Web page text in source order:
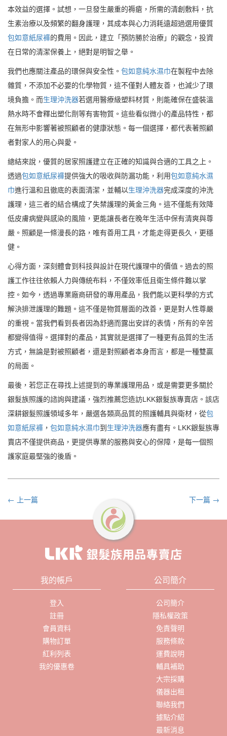
本效益的選擇。試想，一旦發生嚴重的褥瘡，所需的清創敷料，抗
生素治療以及頻繁的翻身護理，其成本與心力消耗遠超過選用優質
包如意紙尿褲的費用。因此，建立「預防勝於治療」的觀念，投資
在日常的清潔保養上，絕對是明智之舉。
我們也應關注產品的環保與安全性。 包如意純水濕巾在製程中去除
雜質，不添加不必要的化學物質，這不僅對人體友善，也減少了環
境負擔。而生理沖洗器若選用醫療級塑料材質，則能確保在盛裝溫
熱水時不會釋出塑化劑等有害物質。這些看似微小的產品特性，都
在無形中影響著被照顧者的健康狀態。每一個選擇，都代表著照顧
者對家人的用心與愛。
總結來說，優質的居家照護建立在正確的知識與合適的工具之上。
透過包如意紙尿褲提供強大的吸收與防漏功能，利用包如意純水濕
巾進行溫和且徹底的表面清潔，並輔以生理沖洗器完成深度的沖洗
護理，這三者的結合構成了失禁護理的黃金三角。這不僅能有效降
低皮膚病變與感染的風險，更能讓長者在晚年生活中保有清爽與尊
嚴。照顧是一條漫長的路，唯有善用工具，才能走得更長久，更穩
健。
心得方面，深刻體會到科技與設計在現代護理中的價值。過去的照
護工作往往依賴人力與傳統布料，不僅效率低且衛生條件難以掌
控。如今，透過專業廠商研發的專用產品，我們能以更科學的方式
解決排泄護理的難題。這不僅是物質層面的改善，更是對人性尊嚴
的重視。當我們看到長者因為舒適而露出安詳的表情，所有的辛苦
都變得值得。選擇對的產品，其實就是選擇了一種更有品質的生活
方式，無論是對被照顧者，還是對照顧者本身而言，都是一種雙贏
的局面。
最後，若您正在尋找上述提到的專業護理用品，或是需要更多關於
銀髮族照護的諮詢與建議，強烈推薦您造訪LKK銀髮族專賣店。該店
深耕銀髮照護領域多年，嚴選各類高品質的照護輔具與衛材，從包
如意紙尿褲 ， 包如意純水濕巾到 生理沖洗器應有盡有。LKK銀髮族專
賣店不僅提供商品，更提供專業的服務與安心的保障，是每一個照
護家庭最堅強的後盾。
← 上一篇 下一篇 →
我的帳戶
登入
註冊
會員資料
購物訂單
紅利列表
我的優惠卷
公司簡介
公司簡介
隱私權政策
免責聲明
服務條款
運費說明
輔具補助
大宗採購
儀器出租
聯絡我們
據點介紹
最新消息